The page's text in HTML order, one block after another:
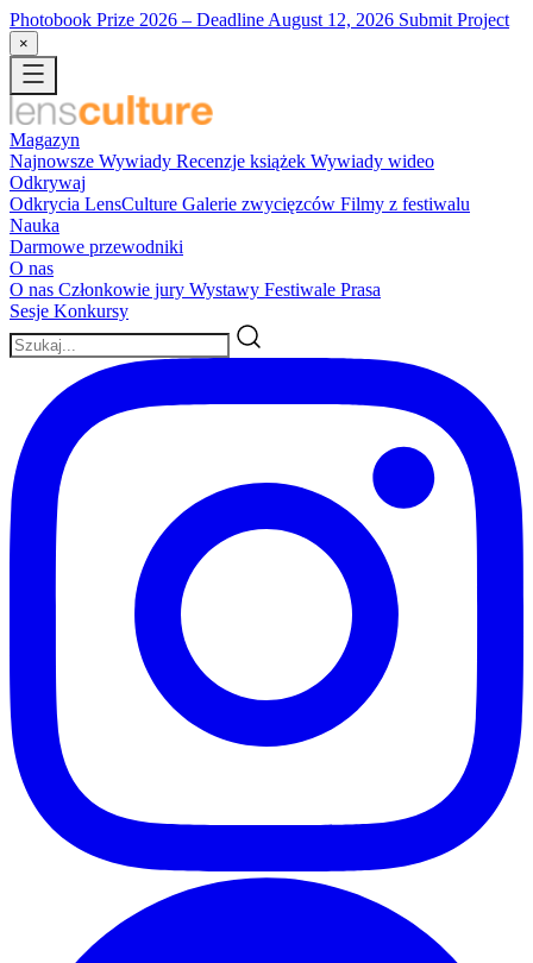
Photobook Prize 2026 – Deadline August 12, 2026 Submit Project
×
Magazyn
Najnowsze Wywiady Recenzje książek Wywiady wideo
Odkrywaj
Odkrycia LensCulture Galerie zwycięzców Filmy z festiwalu
Nauka
Darmowe przewodniki
O nas
O nas Członkowie jury Wystawy Festiwale Prasa
Sesje Konkursy